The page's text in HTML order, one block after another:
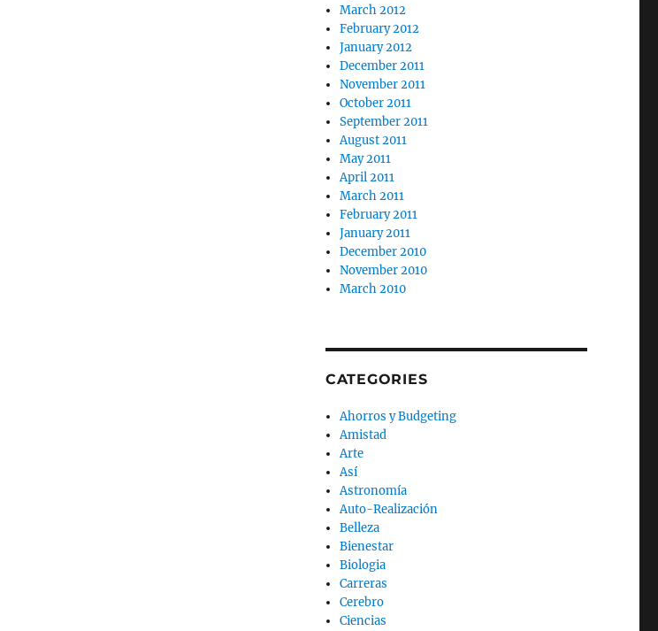
March 2012
February 2012
January 2012
December 2011
November 2011
October 2011
September 2011
August 2011
May 2011
April 2011
March 2011
February 2011
January 2011
December 2010
November 2010
March 2010
CATEGORIES
Ahorros y Budgeting
Amistad
Arte
Así
Astronomía
Auto-Realización
Belleza
Bienestar
Biologia
Carreras
Cerebro
Ciencias